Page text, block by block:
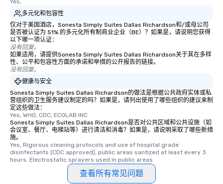
Yes,
多元化和包容性
仅对于美国酒店，Sonesta Simply Suites Dallas Richardson和/或母公司
是否被认证为 51% 的多元化所有制商业企业（BE）？如果是，请说明您获得
以下哪一项认证：
没有回复。
如果适用，请提供Sonesta Simply Suites Dallas Richardson关于其在多样
性、公平和包容性方面的承诺和举措的公开报告的链接。
没有回复。
健康与安全
Sonesta Simply Suites Dallas Richardson的做法是根据公共政府实体或私
营组织的卫生服务建议制定的吗？如果是，请列出使用了哪些组织的建议来制
定这些做法：
Yes, WHO, CDC, ECOLAB INC
Sonesta Simply Suites Dallas Richardson是否对公共区域和公共设施（如
会议室、餐厅、电梯站等）进行清洁和消毒？如果是，请说明采取了哪些新措
施。
Yes, Rigorous cleaning protocols and use of hospital grade
disinfectants (CDC approved), public areas santized at least every 3
hours. Electrostatic sprayers used in public areas
查看所有常见问题